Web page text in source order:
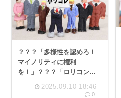
？？？「多様性を認めろ！
マイノリティに権利
を！」？？？「ロリコンは
鬼畜！小さい子に欲情する
とか信じられない！気持ち
2025.09.10 18:46
0